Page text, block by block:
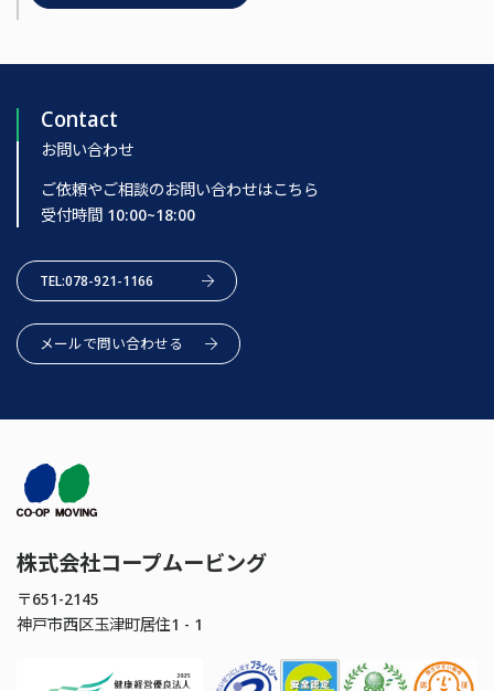
Contact
お問い合わせ
ご依頼やご相談のお問い合わせはこちら
受付時間 10:00~18:00
TEL:078-921-1166
メールで問い合わせる
株式会社コープムービング
〒651-2145
神戸市西区玉津町居住1 - 1